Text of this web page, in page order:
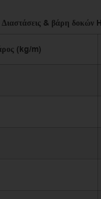
Διαστάσεις & βάρη δοκών
(kg/m)